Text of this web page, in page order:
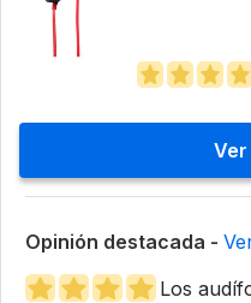
Opinión destacada -
Los